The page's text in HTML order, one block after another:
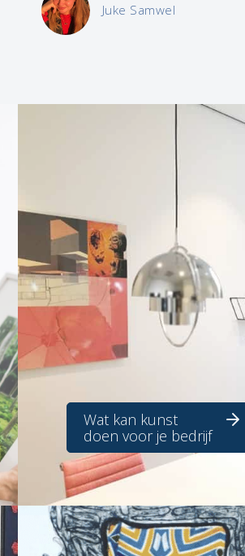
Juke Samwel
Wat kan kunst
doen voor je bedrijf